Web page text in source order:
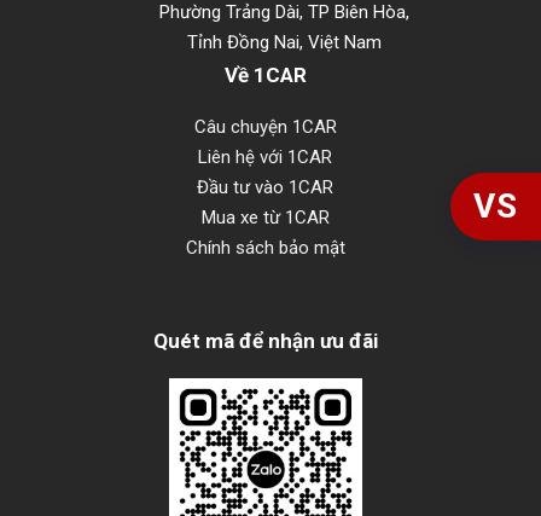
Phường Trảng Dài, TP Biên Hòa,
Tỉnh Đồng Nai, Việt Nam
Về 1CAR
Câu chuyện 1CAR
Liên hệ với 1CAR
Đầu tư vào 1CAR
Mua xe từ 1CAR
Chính sách bảo mật
Quét mã để nhận ưu đãi
VS